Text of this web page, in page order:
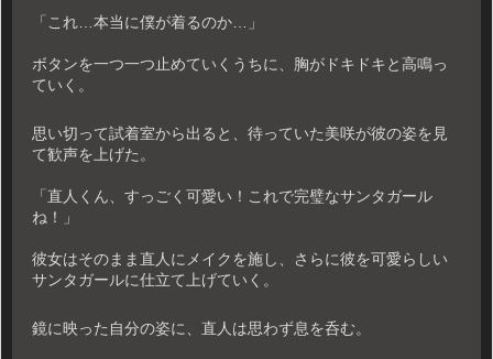
「これ…本当に僕が着るのか…」
ボタンを一つ一つ止めていくうちに、胸がドキドキと高鳴っ
ていく。
思い切って試着室から出ると、待っていた美咲が彼の姿を見
て歓声を上げた。
「直人くん、すっごく可愛い！これで完璧なサンタガール
ね！」
彼女はそのまま直人にメイクを施し、さらに彼を可愛らしい
サンタガールに仕立て上げていく。
鏡に映った自分の姿に、直人は思わず息を呑む。